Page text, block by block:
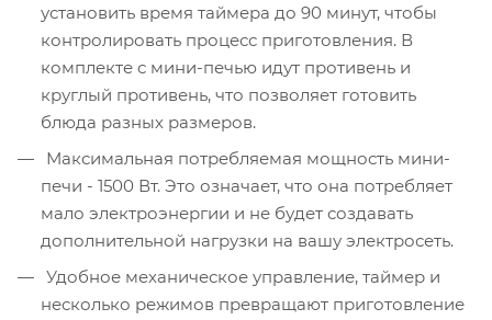
установить время таймера до 90 минут, чтобы
контролировать процесс приготовления. В
комплекте с мини-печью идут противень и
круглый противень, что позволяет готовить
блюда разных размеров.
Максимальная потребляемая мощность мини-
печи - 1500 Вт. Это означает, что она потребляет
мало электроэнергии и не будет создавать
дополнительной нагрузки на вашу электросеть.
Удобное механическое управление, таймер и
несколько режимов превращают приготовление